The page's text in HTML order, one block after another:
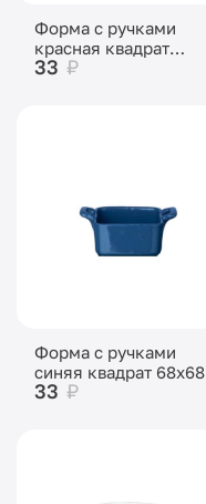
Форма с ручками
красная квадрат
68х68 мм, 90 мл,
33 ₽
Форма с ручками
синяя квадрат 68х68
мм, 90 мл, высота 35
33 ₽